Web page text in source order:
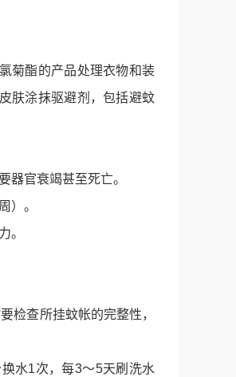
菊酯的产品处理衣物和装
肤涂抹驱避剂，包括避蚊
器官衰竭甚至死亡。
）。
。
检查所挂蚊帐的完整性，
水1次，每3～5天刷洗水